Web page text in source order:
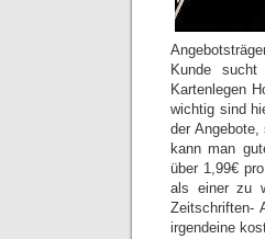
Kunde sucht
Kartenlegen
wichtig sind
der Angebote,
kann man
über 1,99€
als einer zu
Zeitschriften-
irgendeine